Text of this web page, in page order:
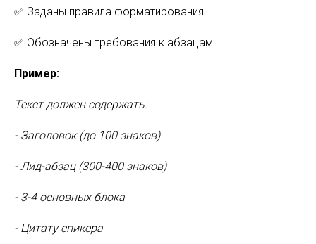
✅ Заданы правила форматирования
✅ Обозначены требования к абзацам
Пример:
Текст должен содержать:
- Заголовок (до 100 знаков)
- Лид-абзац (300-400 знаков)
- 3-4 основных блока
- Цитату спикера